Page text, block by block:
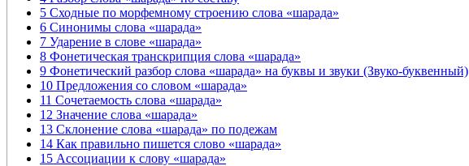
5 Сходные по морфемному строению слова «шарада»
6 Синонимы слова «шарада»
7 Ударение в слове «шарада»
8 Фонетическая транскрипция слова «шарада»
9 Фонетический разбор слова «шарада» на буквы и звуки (Звуко-буквенный)
10 Предложения со словом «шарада»
11 Сочетаемость слова «шарада»
12 Значение слова «шарада»
13 Склонение слова «шарада» по подежам
14 Как правильно пишется слово «шарада»
15 Ассоциации к слову «шарада»